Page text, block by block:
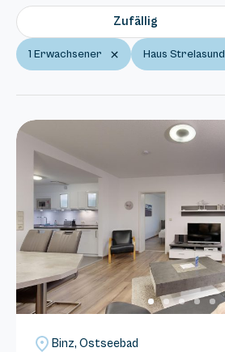
1 Erwachsener Haus Strelasund
Zufällig
Binz, Ostseebad